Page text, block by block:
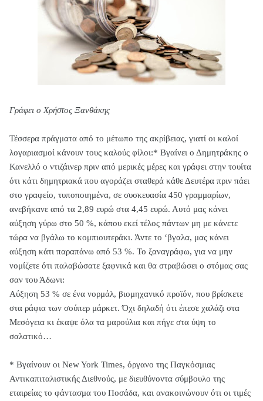
Γράφει ο Χρήστος Ξανθάκης
Τέσσερα πράγματα από το μέτωπο της ακρίβειας, γιατί οι καλοί
λογαριασμοί κάνουν τους καλούς φίλοι:* Βγαίνει ο Δημητράκης ο
Κανελλό ο ντιζάινερ πριν από μερικές μέρες και γράφει στην τουίτα
ότι κάτι δημητριακά που αγοράζει σταθερά κάθε Δευτέρα πριν πάει
στο γραφείο, τυποποιημένα, σε συσκευασία 450 γραμμαρίων,
ανεβήκανε από τα 2,89 ευρώ στα 4,45 ευρώ. Αυτό μας κάνει
αύξηση γύρω στο 50 %, κάπου εκεί τέλος πάντων μη με κάνετε
τώρα να βγάλω το κομπιουτεράκι. Άντε το ‘βγαλα, μας κάνει
αύξηση κάτι παραπάνω από 53 %. Το ξαναγράφω, για να μην
νομίζετε ότι παλαβώσατε ξαφνικά και θα στραβώσει ο στόμας σας
σαν του Άδωνι:
Αύξηση 53 % σε ένα νορμάλ, βιομηχανικό προϊόν, που βρίσκετε
στα ράφια των σούπερ μάρκετ. Όχι δηλαδή ότι έπεσε χαλάζι στα
Μεσόγεια κι έκαψε όλα τα μαρούλια και πήγε στα ύψη το
σαλατικό…
* Βγαίνουν οι New York Times, όργανο της Παγκόσμιας
Αντικαπιταλιστικής Διεθνούς, με διευθύνοντα σύμβουλο της
εταιρείας το φάντασμα του Ποσάδα, και ανακοινώνουν ότι οι τιμές